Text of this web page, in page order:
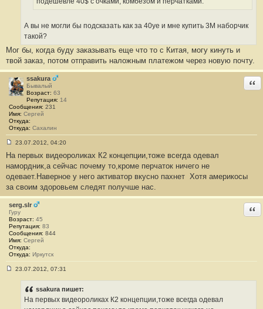
А вы не могли бы подсказать как за 40уе и мне купить 3М наборчик
такой?
Мог бы, когда буду заказывать еще что то с Китая, могу кинуть и
твой заказ, потом отправить наложным платежом через новую почту.
ssakura
Бывалый
Возраст: 63
Репутация: 14
Сообщения: 231
Имя: Сергей
Откуда:
Откуда: Сахалин
о
б
щ
е
н
и
е
#
2
7
23.07.2012, 04:20
На первых видеороликах К2 концепции,тоже всегда одевал
намордник,а сейчас почему то,кроме перчаток ничего не
одевает.Наверное у него активатор вкусно пахнет Хотя америкосы
за своим здоровьем следят получше нас.
serg.slr
Гуру
Возраст: 45
Репутация: 83
Сообщения: 844
Имя: Сергей
Откуда:
Откуда: Иркутск
23.07.2012, 07:31
ssakura пишет:
На первых видеороликах К2 концепции,тоже всегда одевал